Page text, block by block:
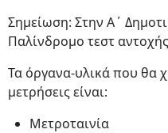
Σημείωση: Στην Α΄
Παλίνδρομο τεστ
Τα όργανα-υλικά που θα
μετρήσεις είναι:
Μετροταινία